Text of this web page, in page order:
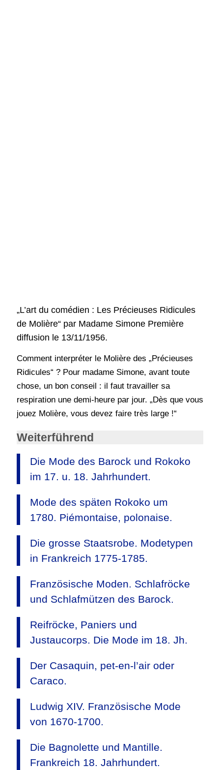
„L’art du comédien : Les Précieuses Ridicules
de Molière“ par Madame Simone Première
diffusion le 13/11/1956.
Comment interpréter le Molière des „Précieuses
Ridicules“ ? Pour madame Simone, avant toute
chose, un bon conseil : il faut travailler sa
respiration une demi-heure par jour. „Dès que vous
jouez Molière, vous devez faire très large !“
Weiterführend
Die Mode des Barock und Rokoko
im 17. u. 18. Jahrhundert.
Mode des späten Rokoko um
1780. Piémontaise, polonaise.
Die grosse Staatsrobe. Modetypen
in Frankreich 1775-1785.
Französische Moden. Schlafröcke
und Schlafmützen des Barock.
Reifröcke, Paniers und
Justaucorps. Die Mode im 18. Jh.
Der Casaquin, pet-en-l’air oder
Caraco.
Ludwig XIV. Französische Mode
von 1670-1700.
Die Bagnolette und Mantille.
Frankreich 18. Jahrhundert.